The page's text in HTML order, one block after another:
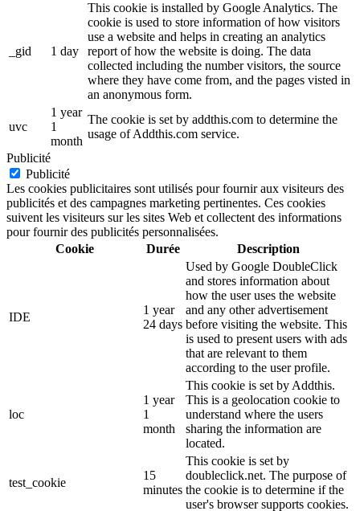
_gid 1 day
This cookie is installed by Google Analytics. The
cookie is used to store information of how visitors
use a website and helps in creating an analytics
report of how the website is doing. The data
collected including the number visitors, the source
where they have come from, and the pages visted in
an anonymous form.
uvc
1 year
1
month
The cookie is set by addthis.com to determine the
usage of Addthis.com service.
Publicité
Publicité
Les cookies publicitaires sont utilisés pour fournir aux visiteurs des
publicités et des campagnes marketing pertinentes. Ces cookies
suivent les visiteurs sur les sites Web et collectent des informations
pour fournir des publicités personnalisées.
Cookie
Durée Description
IDE
1 year
24 days
Used by Google DoubleClick
and stores information about
how the user uses the website
and any other advertisement
before visiting the website. This
is used to present users with ads
that are relevant to them
according to the user profile.
loc
1 year
1
month
This cookie is set by Addthis.
This is a geolocation cookie to
understand where the users
sharing the information are
located.
test_cookie
15
minutes
This cookie is set by
doubleclick.net. The purpose of
the cookie is to determine if the
user's browser supports cookies.